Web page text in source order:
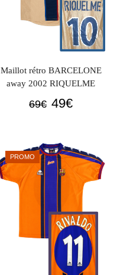
Maillot rétro BARCELONE
away 2002 RIQUELME
69€ Le
était :
69€.
49€Le
est :
49€.
PROMO